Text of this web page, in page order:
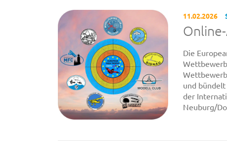
11.02.2026
Die
und
der
Neuburg/